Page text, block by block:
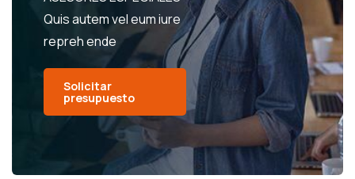
Quis autem vel eum iure
repreh ende
Solicitar
presupuesto